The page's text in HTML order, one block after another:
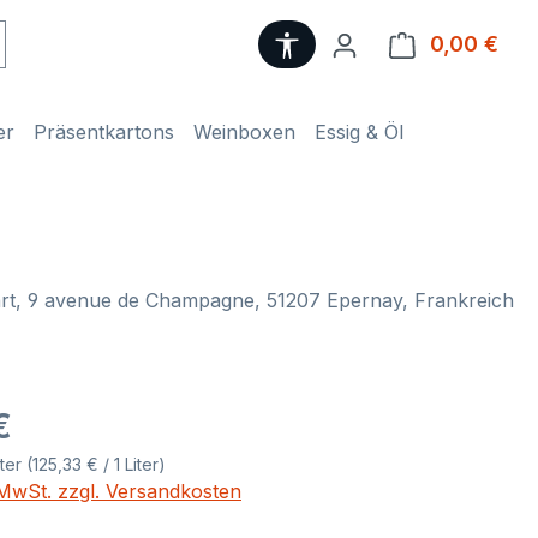
Werkzeugleiste anzeigen
0,00 €
Präsentkartons Weinboxen Essig & Öl
9 avenue de Champagne, 51207 Epernay, Frankreich
(125,33 € / 1 Liter)
zzgl. Versandkosten